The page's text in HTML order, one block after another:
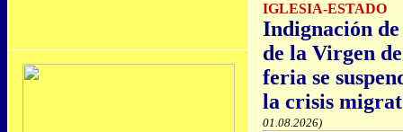
IGLESIA-ESTADO
Indignación
de la Virgen
feria se
la crisis
01.08.2026)